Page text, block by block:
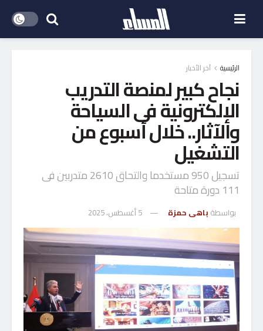
الرئيسية آخر الأخبار
نجاح كبير لمنصة التدريب
الإلكترونية فى السياحة
والآثار.. خلال أسبوع من
التشغيل
تسجيل 950 مستخدما والتحاق 2610 متدربين فى
111 دورة متاحة
بواسطة باهى حمزة 5 أغسطس، 2025